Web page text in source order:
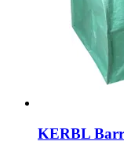
KERBL